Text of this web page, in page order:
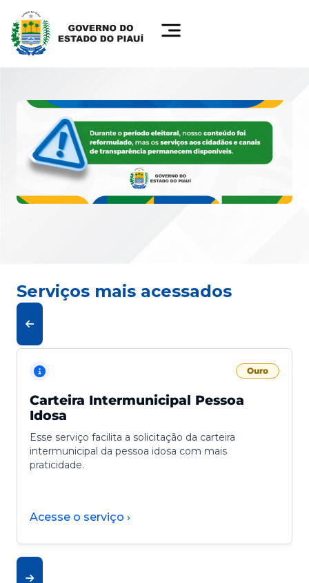
Serviços mais acessados
Ouro
Carteira Intermunicipal Pessoa
Idosa
Esse serviço facilita a solicitação da carteira
intermunicipal da pessoa idosa com mais
praticidade.
Acesse o serviço ›